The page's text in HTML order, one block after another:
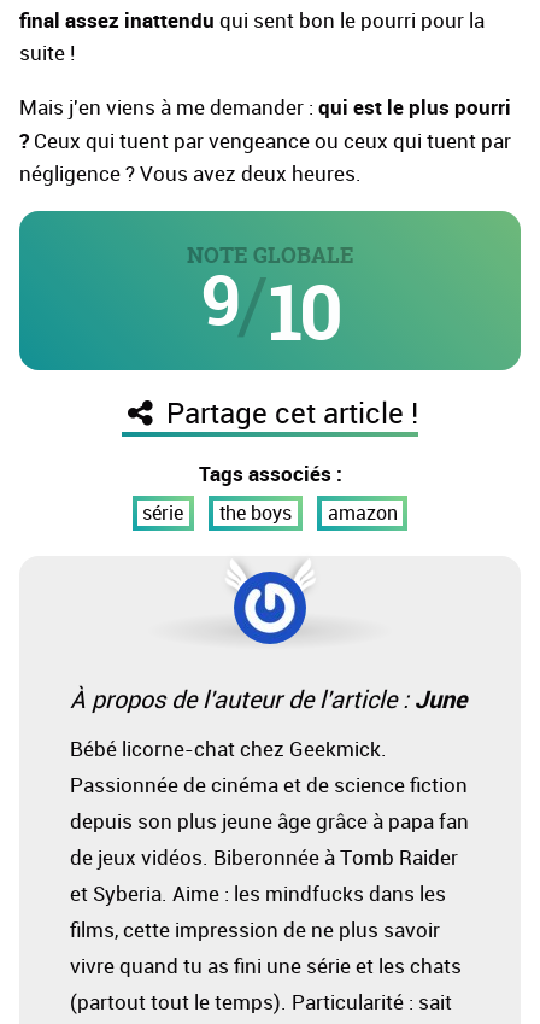
final assez inattendu qui sent bon le pourri pour la
suite !
Mais j'en viens à me demander : qui est le plus pourri
? Ceux qui tuent par vengeance ou ceux qui tuent par
négligence ? Vous avez deux heures.
NOTE GLOBALE
9/10
Partage cet article !
Tags associés :
série the boys amazon
À propos de l'auteur de l'article : June
Bébé licorne-chat chez Geekmick.
Passionnée de cinéma et de science fiction
depuis son plus jeune âge grâce à papa fan
de jeux vidéos. Biberonnée à Tomb Raider
et Syberia. Aime : les mindfucks dans les
films, cette impression de ne plus savoir
vivre quand tu as fini une série et les chats
(partout tout le temps). Particularité : sait